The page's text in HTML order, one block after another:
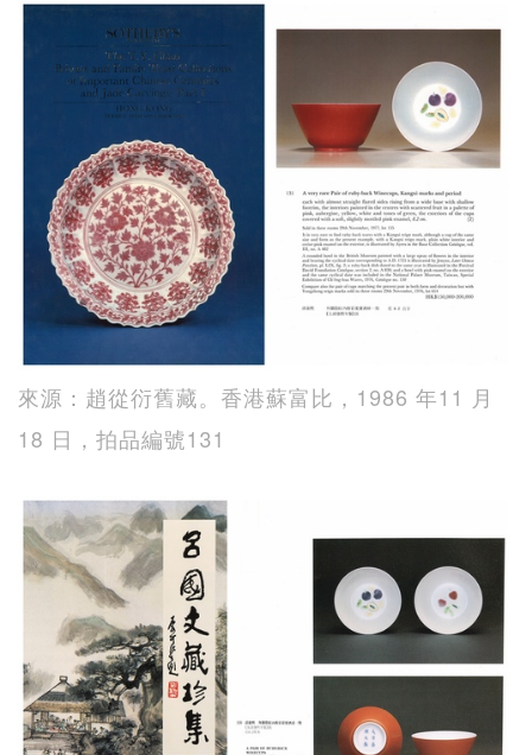
來源：趙從衍舊藏。香港蘇富比，1986 年11 月
18 日，拍品編號131